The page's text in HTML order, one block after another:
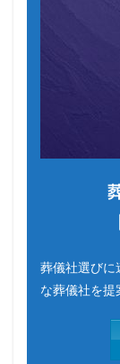
葬儀社選びに
な葬儀社を提